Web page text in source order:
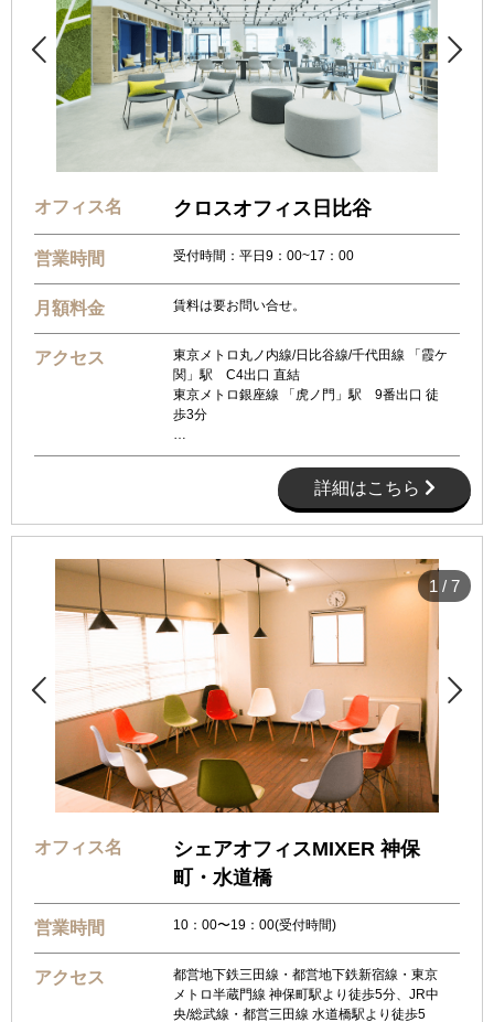
 
オフィス名 クロスオフィス日比谷
営業時間 受付時間：平日9：00~17：00
月額料金 賃料は要お問い合せ。
アクセス
東京メトロ丸ノ内線/日比谷線/千代田線 「霞ケ
関」駅 C4出口 直結
東京メトロ銀座線 「虎ノ門」駅 9番出口 徒
歩3分
…
詳細はこちら
 
1 / 7
オフィス名
シェアオフィスMIXER 神保
町・水道橋
営業時間 10：00〜19：00(受付時間)
アクセス
都営地下鉄三田線・都営地下鉄新宿線・東京
メトロ半蔵門線 神保町駅より徒歩5分、JR中
央/総武線・都営三田線 水道橋駅より徒歩5